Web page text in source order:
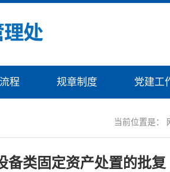
程 规章制度 党建工
当前位置是：
备类固定资产处置的批复